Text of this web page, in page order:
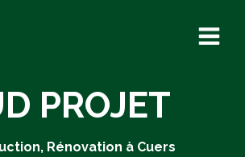
PROJET
Rénovation à Cuers